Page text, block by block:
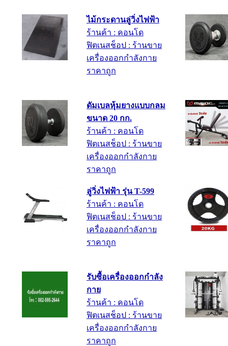
ไม้กระดานลู่วิ่งไฟฟ้า
ร้านค้า : คอนโด
ฟิตเนสช็อป : ร้านขาย
เครื่องออกกำลังกาย
ราคาถูก
ดัมเบลหุ้มยางแบบกลม
ขนาด 20 กก.
ร้านค้า : คอนโด
ฟิตเนสช็อป : ร้านขาย
เครื่องออกกำลังกาย
ราคาถูก
ลู่วิ่งไฟฟ้า รุ่น T-599
ร้านค้า : คอนโด
ฟิตเนสช็อป : ร้านขาย
เครื่องออกกำลังกาย
ราคาถูก
รับซื้อเครื่องออกกำลัง
กาย
ร้านค้า : คอนโด
ฟิตเนสช็อป : ร้านขาย
เครื่องออกกำลังกาย
ราคาถูก